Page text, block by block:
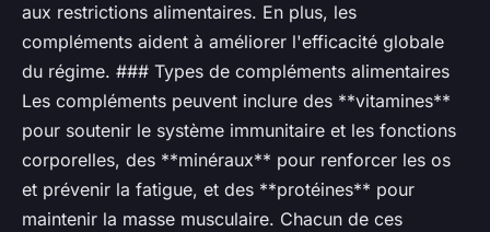
aux restrictions alimentaires. En plus, les
compléments aident à améliorer l'efficacité globale
du régime. ### Types de compléments alimentaires
Les compléments peuvent inclure des **vitamines**
pour soutenir le système immunitaire et les fonctions
corporelles, des **minéraux** pour renforcer les os
et prévenir la fatigue, et des **protéines** pour
maintenir la masse musculaire. Chacun de ces